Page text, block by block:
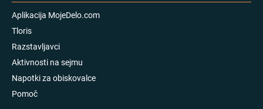
Aplikacija MojeDelo.com
Tloris
Razstavljavci
Aktivnosti na sejmu
Napotki za obiskovalce
Pomoč